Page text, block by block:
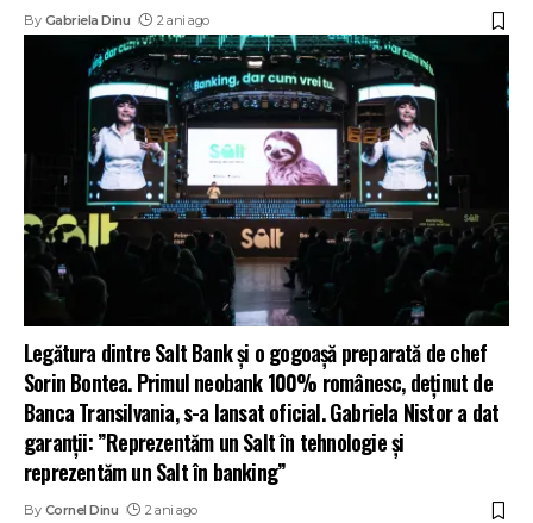
By Gabriela Dinu 2 ani ago
Legătura dintre Salt Bank și o gogoașă preparată de chef
Sorin Bontea. Primul neobank 100% românesc, deținut de
Banca Transilvania, s-a lansat oficial. Gabriela Nistor a dat
garanții: ”Reprezentăm un Salt în tehnologie și
reprezentăm un Salt în banking”
By Cornel Dinu 2 ani ago